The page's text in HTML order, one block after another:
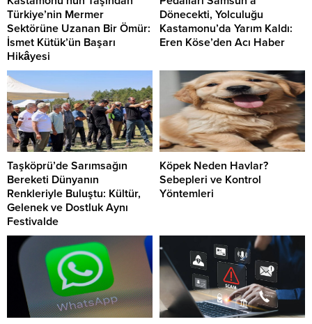
Türkiye’nin Mermer
Sektörüne Uzanan Bir Ömür:
İsmet Kütük’ün Başarı
Hikâyesi
Dönecekti, Yolculuğu
Kastamonu’da Yarım Kaldı:
Eren Köse’den Acı Haber
Taşköprü’de Sarımsağın
Bereketi Dünyanın
Renkleriyle Buluştu: Kültür,
Gelenek ve Dostluk Aynı
Festivalde
Köpek Neden Havlar?
Sebepleri ve Kontrol
Yöntemleri